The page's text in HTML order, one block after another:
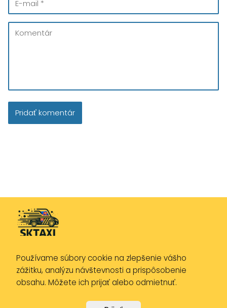
Zásady ochrany osobných údajov
Zásady používania cookies
Používame súbory cookie na zlepšenie vášho
zážitku, analýzu návštevnosti a prispôsobenie
obsahu. Môžete ich prijať alebo odmietnuť.